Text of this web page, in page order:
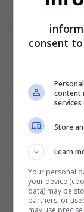
linguaggio
le orecchie
disteso.
Sibilo e
come sibili o
ritentare
consent
content
Store
Learn
Your personal
your device
data) may be
partners, or
may use